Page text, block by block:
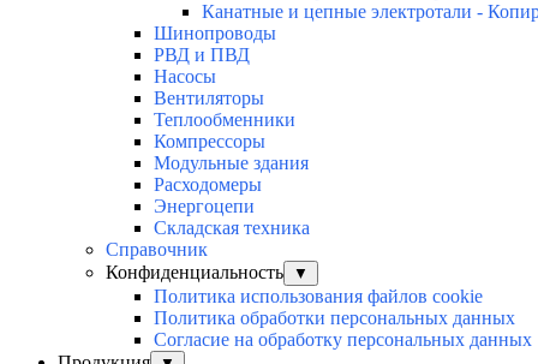
Канатные и цепные электротали -
Шинопроводы
РВД и ПВД
Насосы
Вентиляторы
Теплообменники
Компрессоры
Модульные здания
Расходомеры
Энергоцепи
Складская техника
Справочник
Конфиденциальность
▼
Политика использования файлов cookie
Политика обработки персональных данных
Согласие на обработку персональных данных